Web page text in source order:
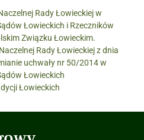
Rady Łowieckiej w
Łowieckich i Rzeczników
Związku Łowieckim.
Rady Łowieckiej z dnia
uchwały nr 50/2014 w
Łowieckich
Łowieckich